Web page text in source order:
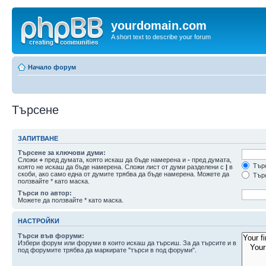
yourdomain.com
A short text to describe your forum
Начало форум
Търсене
ЗАПИТВАНЕ
Търсене за ключови думи:
Сложи + пред думата, която искаш да бъде намерена и - пред думата,
която не искаш да бъде намерена. Сложи лист от думи разделени с | в
скоби, ако само една от думите трябва да бъде намерена. Можете да
ползвайте * като маска.
Търси по автор:
Можете да ползвайте * като маска.
НАСТРОЙКИ
Търси във форуми:
Избери форум или форуми в които искаш да търсиш. За да търсите и в
под форумите трябва да маркирате "търси в под форуми".